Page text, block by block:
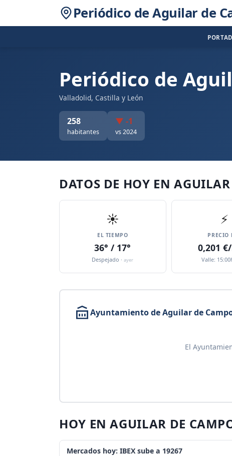
Periódico de Aguilar de
Periódico de
Valladolid, Castilla y León
258
habitantes
▼ -1
vs 2024
DATOS DE HOY EN
☀️
EL TIEMPO
36° / 17°
Despejado ·ayer
⚡
PRECIO
0,201
Valle:
Ayuntamiento de Aguilar de
El
HOY EN AGUILAR DE
Mercados hoy: IBEX sube a 19267